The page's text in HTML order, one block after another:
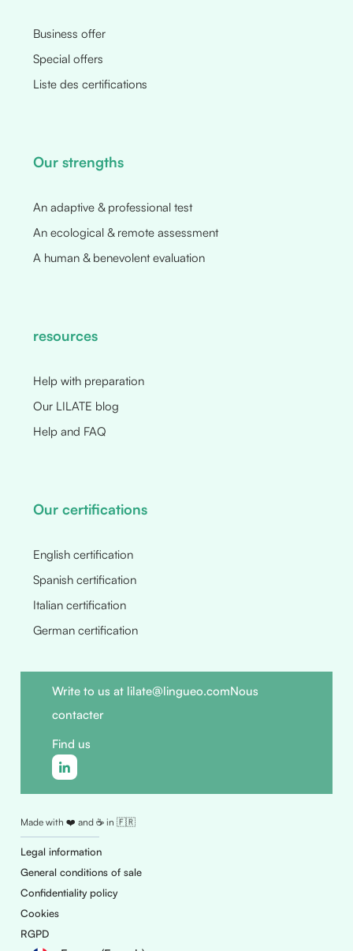
Business offer
Special offers
Liste des certifications
Our strengths
An adaptive & professional test
An ecological & remote assessment
A human & benevolent evaluation
resources
Help with preparation
Our LILATE blog
Help and FAQ
Our certifications
English certification
Spanish certification
Italian certification
German certification
Write to us at lilate@lingueo.comNous
contacter
Find us
Made with ❤️ and ☕ in 🇫🇷
Legal information
General conditions of sale
Confidentiality policy
Cookies
RGPD